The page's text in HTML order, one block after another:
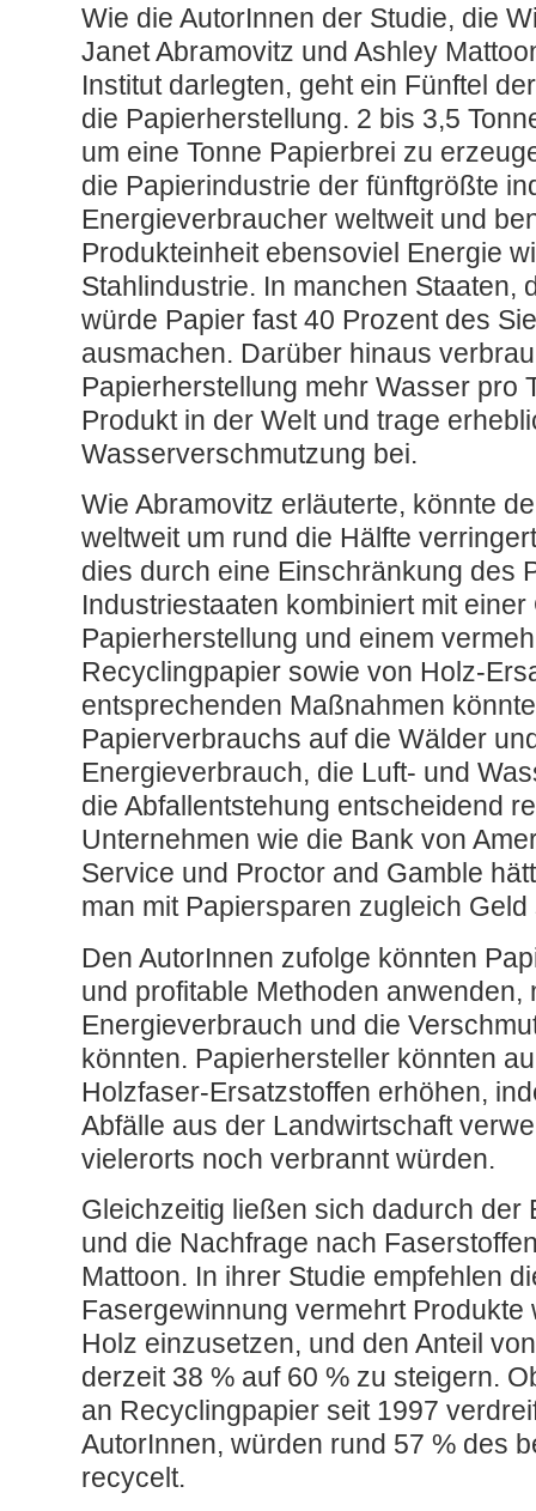
Wie die AutorInnen der Studie, die
Janet Abramovitz und Ashley
Institut darlegten, geht ein Fünftel
die Papierherstellung. 2 bis 3,5
um eine Tonne Papierbrei zu
die Papierindustrie der fünftgrößte
Energieverbraucher weltweit und
Produkteinheit ebensoviel Energie
Stahlindustrie. In manchen Staaten,
würde Papier fast 40 Prozent des
ausmachen. Darüber hinaus
Papierherstellung mehr Wasser pro
Produkt in der Welt und trage
Wasserverschmutzung bei.
Wie Abramovitz erläuterte, könnte
weltweit um rund die Hälfte
dies durch eine Einschränkung des
Industriestaaten kombiniert mit
Papierherstellung und einem
Recyclingpapier sowie von Holz-
entsprechenden Maßnahmen
Papierverbrauchs auf die Wälder
Energieverbrauch, die Luft- und
die Abfallentstehung entscheidend
Unternehmen wie die Bank von
Service und Proctor and Gamble
man mit Papiersparen zugleich
Den AutorInnen zufolge könnten
und profitable Methoden anwenden,
Energieverbrauch und die
könnten. Papierhersteller könnten
Holzfaser-Ersatzstoffen erhöhen,
Abfälle aus der Landwirtschaft
vielerorts noch verbrannt würden.
Gleichzeitig ließen sich dadurch der
und die Nachfrage nach
Mattoon. In ihrer Studie empfehlen
Fasergewinnung vermehrt Produkte
Holz einzusetzen, und den Anteil
derzeit 38 % auf 60 % zu steigern.
an Recyclingpapier seit 1997
AutorInnen, würden rund 57 % des
recycelt.